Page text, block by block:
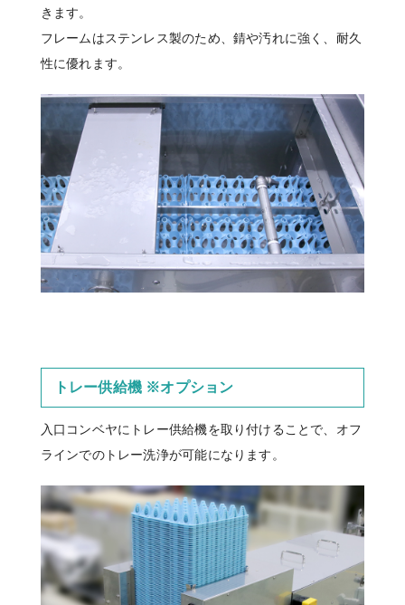
きます。
フレームはステンレス製のため、錆や汚れに強く、耐久
性に優れます。
トレー供給機 ※オプション
入口コンベヤにトレー供給機を取り付けることで、オフ
ラインでのトレー洗浄が可能になります。